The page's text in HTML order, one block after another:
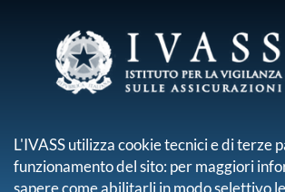
sei qui: Home Media Avvisi
pagina 5 di 31
EIOPA pubblica alcune Q&A
L'IVASS utilizza cookie tecnici e di terze
funzionamento del sito: per maggiori
sapere come abilitarli in modo selettivo